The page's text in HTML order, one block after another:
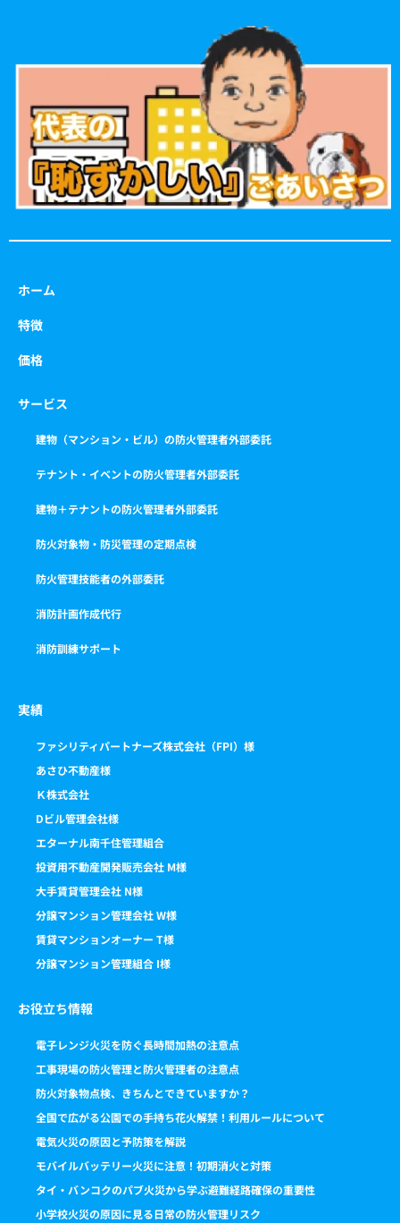
o
k
g
a
m
e
u
b
e
ホーム
特徴
価格
サービス
建物（マンション・ビル）の防火管理者外部委託
テナント・イベントの防火管理者外部委託
建物＋テナントの防火管理者外部委託
防火対象物・防災管理の定期点検
防火管理技能者の外部委託
消防計画作成代行
消防訓練サポート
実績
ファシリティパートナーズ株式会社（FPI）様
あさひ不動産様
Ｋ株式会社
Dビル管理会社様
エターナル南千住管理組合
投資用不動産開発販売会社 M様
大手賃貸管理会社 N様
分譲マンション管理会社 W様
賃貸マンションオーナー T様
分譲マンション管理組合 I様
お役立ち情報
電子レンジ火災を防ぐ長時間加熱の注意点
工事現場の防火管理と防火管理者の注意点
防火対象物点検、きちんとできていますか？
全国で広がる公園での手持ち花火解禁！利用ルールについて
電気火災の原因と予防策を解説
モバイルバッテリー火災に注意！初期消火と対策
タイ・バンコクのパブ火災から学ぶ避難経路確保の重要性
小学校火災の原因に見る日常の防火管理リスク